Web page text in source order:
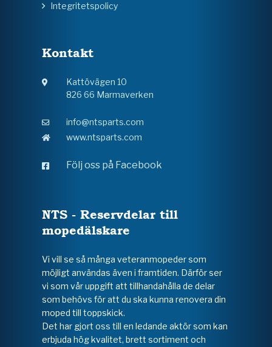
Integritetspolicy
Kontakt
Kattövägen 10
826 66 Marmaverken
info@ntsparts.com
www.ntsparts.com
Följ oss på Facebook
NTS - Reservdelar till
mopedälskare
Vi vill se så många veteranmopeder som
möjligt användas även i framtiden. Därför ser
vi som vår uppgift att tillhandahålla de delar
som behövs för att du ska kunna renovera din
moped till toppskick.
Det har gjort oss till en ledande aktör som kan
erbjuda hög kvalitet, brett sortiment och